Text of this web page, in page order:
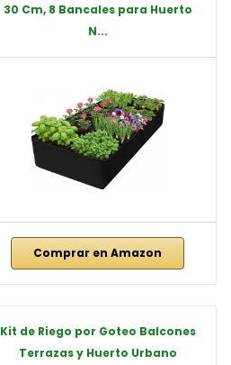
30 Cm, 8 Bancales para Huerto
N...
Comprar en Amazon
Kit de Riego por Goteo Balcones
Terrazas y Huerto Urbano